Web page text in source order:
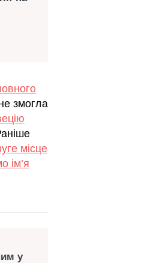
змогла
місце
ім’я
у